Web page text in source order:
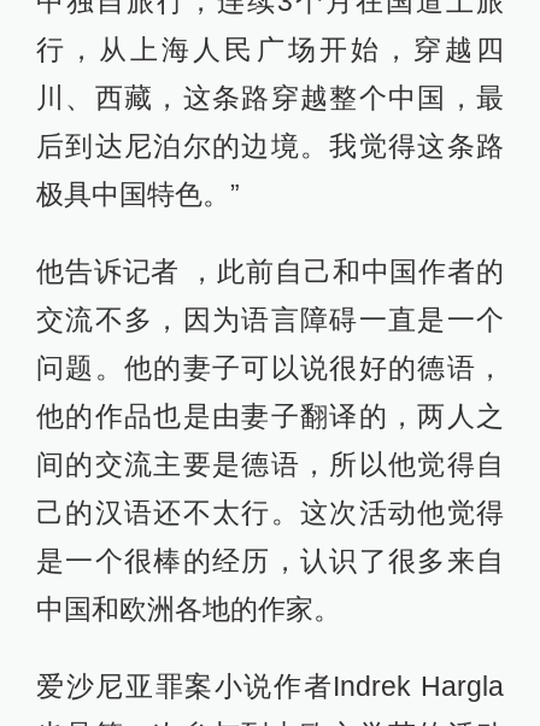
行，从上海人民广场开始，穿越四
川、西藏，这条路穿越整个中国，最
后到达尼泊尔的边境。我觉得这条路
极具中国特色。”
他告诉记者 ，此前自己和中国作者的
交流不多，因为语言障碍一直是一个
问题。他的妻子可以说很好的德语，
他的作品也是由妻子翻译的，两人之
间的交流主要是德语，所以他觉得自
己的汉语还不太行。这次活动他觉得
是一个很棒的经历，认识了很多来自
中国和欧洲各地的作家。
爱沙尼亚罪案小说作者Indrek Hargla